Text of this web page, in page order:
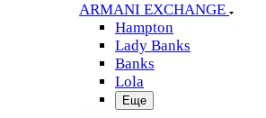
ARMANI EXCHANGE
Hampton
Lady Banks
Banks
Lola
Еще